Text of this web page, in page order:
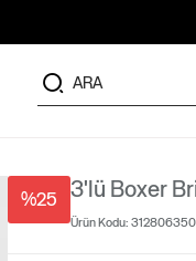
%25 3'lü Boxer
Ürün Kodu: 312806350